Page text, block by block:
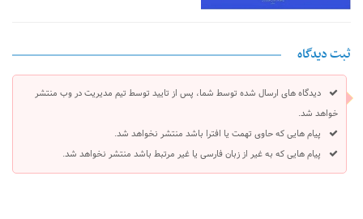
ثبت دیدگاه
دیدگاه های ارسال شده توسط شما، پس از تایید توسط تیم مدیریت در وب منتشر
خواهد شد.
پیام هایی که حاوی تهمت یا افترا باشد منتشر نخواهد شد.
پیام هایی که به غیر از زبان فارسی یا غیر مرتبط باشد منتشر نخواهد شد.